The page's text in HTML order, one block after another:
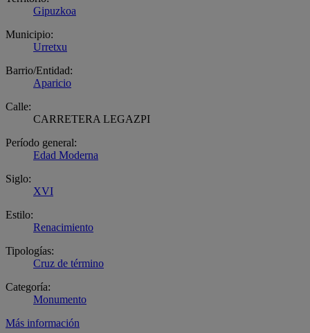
Gipuzkoa
Municipio:
Urretxu
Barrio/Entidad:
Aparicio
Calle:
CARRETERA LEGAZPI
Período general:
Edad Moderna
Siglo:
XVI
Estilo:
Renacimiento
Tipologías:
Cruz de término
Categoría:
Monumento
Más información